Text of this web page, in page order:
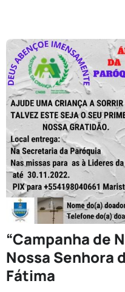
“Campanha de
Nossa Senhora
Fátima